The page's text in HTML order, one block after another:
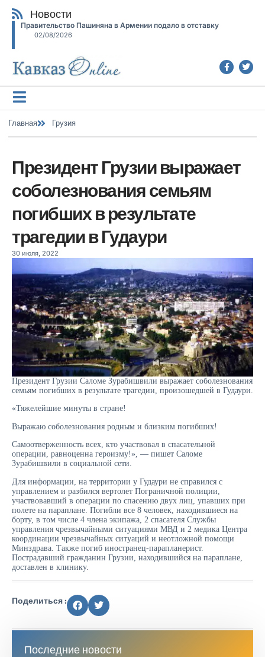
Новости
Правительство Пашиняна в Армении подало в отставку
02/08/2026
Главная Грузия
Президент Грузии выражает
соболезнования семьям
погибших в результате
трагедии в Гудаури
30 июля, 2022
Президент Грузии Саломе Зурабишвили выражает соболезнования
семьям погибших в результате трагедии, произошедшей в Гудаури.
«Тяжелейшие минуты в стране!
Выражаю соболезнования родным и близким погибших!
Самоотверженность всех, кто участвовал в спасательной
операции, равноценна героизму!», — пишет Саломе
Зурабишвили в социальной сети.
Для информации, на территории у Гудаури не справился с
управлением и разбился вертолет Пограничной полиции,
участвовавший в операции по спасению двух лиц, упавших при
полете на параплане. Погибли все 8 человек, находившиеся на
борту, в том числе 4 члена экипажа, 2 спасателя Службы
управления чрезвычайными ситуациями МВД и 2 медика Центра
координации чрезвычайных ситуаций и неотложной помощи
Минздрава. Также погиб иностранец-парапланерист.
Пострадавший гражданин Грузии, находившийся на параплане,
доставлен в клинику.
Поделиться :
Последние новости